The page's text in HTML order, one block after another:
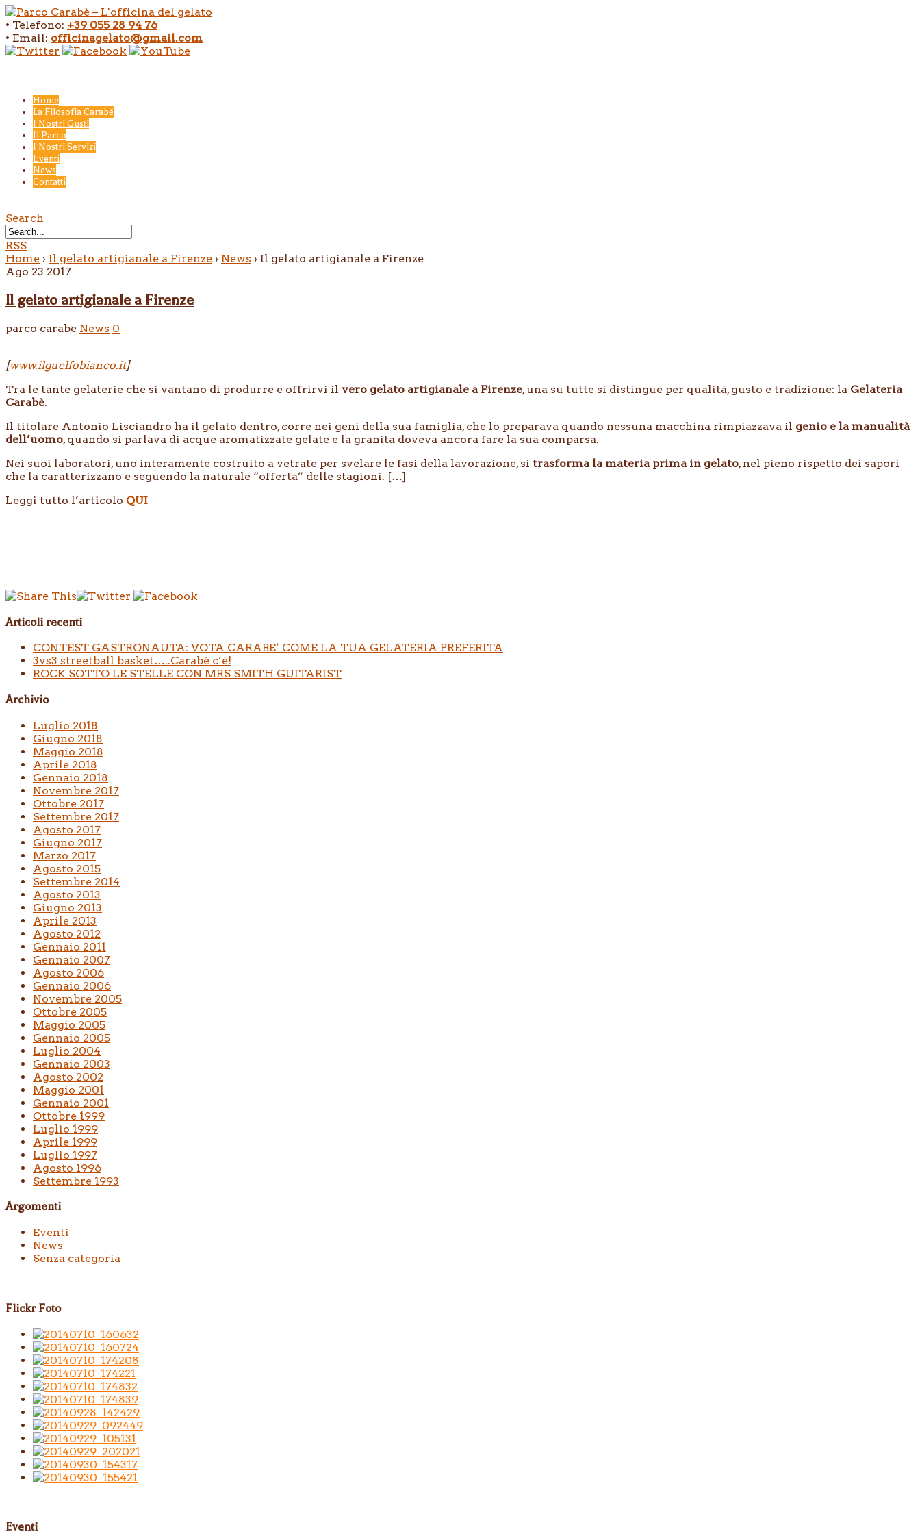
• Telefono: +39 055 28 94 76
• Email: officinagelato@gmail.com
Home
La Filosofia Carabé
I Nostri Gusti
Il Parco
I Nostri Servizi
Eventi
News
Contatti
Search
RSS
Home › Il gelato artigianale a Firenze › News › Il gelato artigianale a Firenze
Ago 23 2017
Il gelato artigianale a Firenze
parco carabe News 0
[www.ilguelfobianco.it]
Tra le tante gelaterie che si vantano di produrre e offrirvi il vero gelato artigianale a Firenze, una su tutte si distingue per qualità, gusto e tradizione: la Gelateria
Carabè.
Il titolare Antonio Lisciandro ha il gelato dentro, corre nei geni della sua famiglia, che lo preparava quando nessuna macchina rimpiazzava il genio e la manualità
dell’uomo, quando si parlava di acque aromatizzate gelate e la granita doveva ancora fare la sua comparsa.
Nei suoi laboratori, uno interamente costruito a vetrate per svelare le fasi della lavorazione, si trasforma la materia prima in gelato, nel pieno rispetto dei sapori
che la caratterizzano e seguendo la naturale “offerta” delle stagioni. […]
Leggi tutto l’articolo QUI
Articoli recenti
CONTEST GASTRONAUTA: VOTA CARABE’ COME LA TUA GELATERIA PREFERITA
3vs3 streetball basket…..Carabé c’è!
ROCK SOTTO LE STELLE CON MRS SMITH GUITARIST
Archivio
Luglio 2018
Giugno 2018
Maggio 2018
Aprile 2018
Gennaio 2018
Novembre 2017
Ottobre 2017
Settembre 2017
Agosto 2017
Giugno 2017
Marzo 2017
Agosto 2015
Settembre 2014
Agosto 2013
Giugno 2013
Aprile 2013
Agosto 2012
Gennaio 2011
Gennaio 2007
Agosto 2006
Gennaio 2006
Novembre 2005
Ottobre 2005
Maggio 2005
Gennaio 2005
Luglio 2004
Gennaio 2003
Agosto 2002
Maggio 2001
Gennaio 2001
Ottobre 1999
Luglio 1999
Aprile 1999
Luglio 1997
Agosto 1996
Settembre 1993
Argomenti
Eventi
News
Senza categoria
Flickr Foto
Eventi